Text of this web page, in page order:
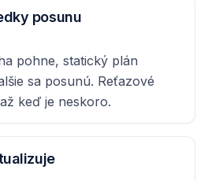
posunu
pohne, statický plán
sa posunú. Reťazové
keď je neskoro.